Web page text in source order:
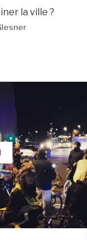
la ville ?